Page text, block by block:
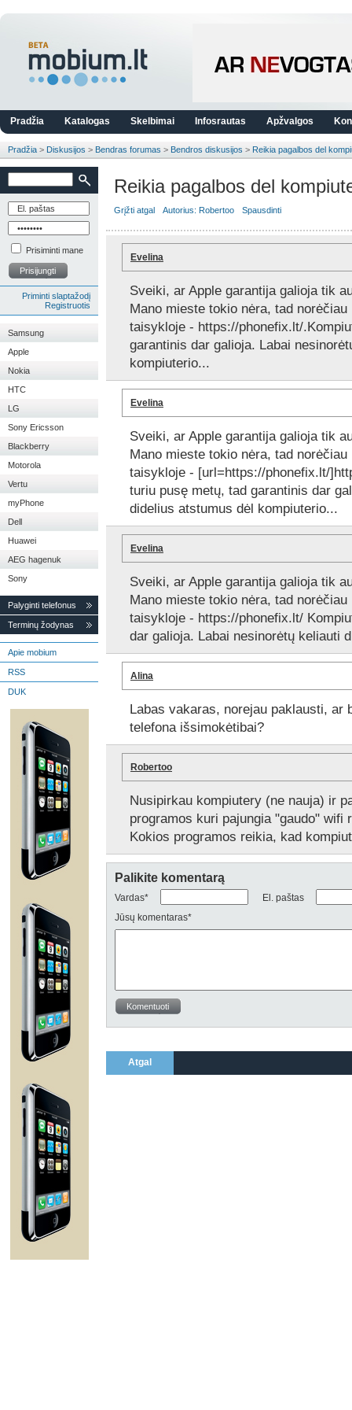
Pradžia Katalogas Skelbimai Infosrautas Apžvalgos
Pradžia > Diskusijos > Bendras forumas > Bendros diskusijos > Reikia pagalbos del
Prisiminti mane
Prisijungti
Priminti slaptažodį
Registruotis
Samsung
Apple
Nokia
HTC
LG
Sony Ericsson
Blackberry
Motorola
Vertu
myPhone
Dell
Huawei
AEG hagenuk
Sony
Palyginti telefonus
Terminų žodynas
Apie mobium
RSS
DUK
Reikia pagalbos del
Grįžti atgal Autorius: Robertoo Spausdinti
Evelina
Sveiki, ar Apple garantija galioja tik
Mano mieste tokio nėra, tad
taisykloje - https://phonefix.lt/
garantinis dar galioja. Labai
kompiuterio...
Evelina
Sveiki, ar Apple garantija galioja tik
Mano mieste tokio nėra, tad
taisykloje - [url=https://phonefix.lt/
turiu pusę metų, tad garantinis dar
didelius atstumus dėl kompiuterio...
Evelina
Sveiki, ar Apple garantija galioja tik
Mano mieste tokio nėra, tad
taisykloje - https://phonefix.lt/
dar galioja. Labai nesinorėtų keliauti
Alina
Labas vakaras, norejau paklausti, ar
telefona išsimokėtibai?
Robertoo
Nusipirkau kompiutery (ne nauja) ir
programos kuri pajungia "gaudo"
Kokios programos reikia, kad
Palikite komentarą
Vardas*
El. paštas
Jūsų komentaras*
Komentuoti
Atgal